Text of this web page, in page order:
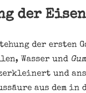
der
der
Wasser und
und
aus dem